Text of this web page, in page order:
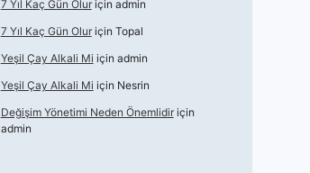
7 Yıl Kaç Gün Oluriçin admin
7 Yıl Kaç Gün Oluriçin Topal
Yeşil Çay Alkali Mi için admin
Yeşil Çay Alkali Mi için Nesrin
Değişim Yönetimi Neden Önemlidiriçin
admin